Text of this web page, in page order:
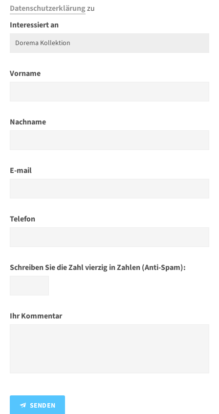
Datenschutzerklärungzu
Interessiert an
Vorname
Nachname
E-mail
Telefon
Schreiben Sie die Zahl vierzig in Zahlen (Anti-Spam):
Ihr Kommentar
SENDEN